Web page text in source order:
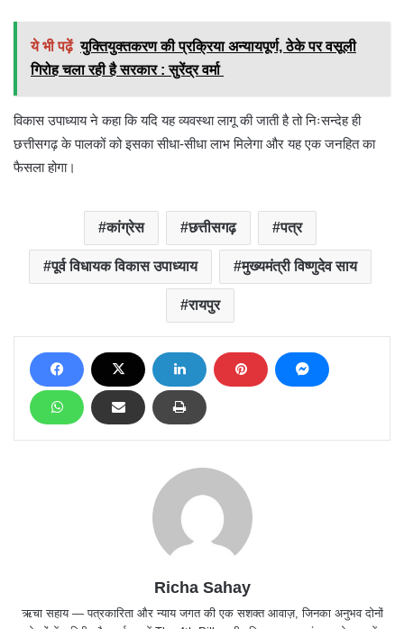
ये भी पढ़ें युक्तियुक्तकरण की प्रक्रिया अन्यायपूर्ण, ठेके पर वसूली
गिरोह चला रही है सरकार : सुरेंद्र वर्मा
विकास उपाध्याय ने कहा कि यदि यह व्यवस्था लागू की जाती है तो निःसन्देह ही
छत्तीसगढ़ के पालकों को इसका सीधा-सीधा लाभ मिलेगा और यह एक जनहित का
फैसला होगा।
कांग्रेस छत्तीसगढ़ पत्र
पूर्व विधायक विकास उपाध्याय मुख्यमंत्री विष्णुदेव साय
रायपुर
Richa Sahay
ऋचा सहाय — पत्रकारिता और न्याय जगत की एक सशक्त आवाज़, जिनका अनुभव दोनों